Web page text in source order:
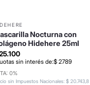
Nocturna con
Hidehere 25ml
.100
sin interés de:$ 2789
0%
sin Impuestos Nacionales:$ 20.743,8